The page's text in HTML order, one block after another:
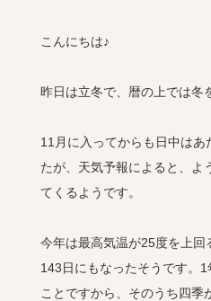
こんにちは♪
昨日は立冬で、暦の上では冬
11月に入ってからも日中はあ
たが、天気予報によると、よ
てくるようです。
今年は最高気温が25度を上回
143日にもなったそうです。
ことですから、そのうち四季